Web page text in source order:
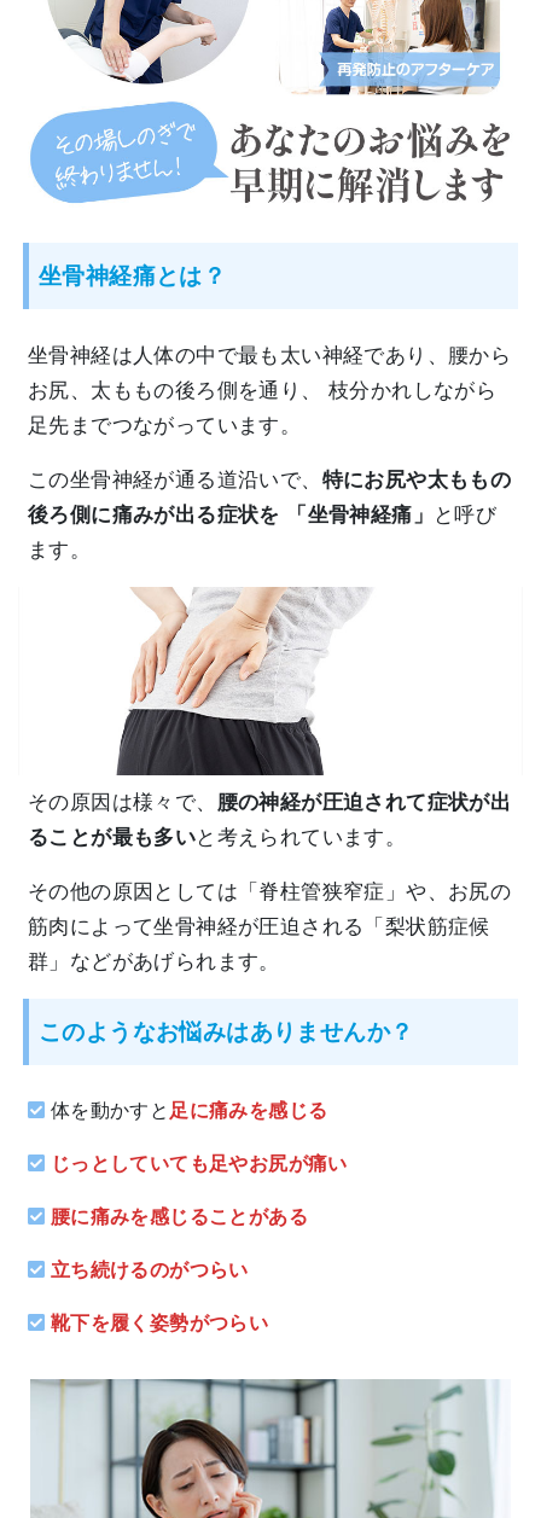
坐骨神経痛とは？
坐骨神経は人体の中で最も太い神経であり、腰から
お尻、太ももの後ろ側を通り、 枝分かれしながら
足先までつながっています。
この坐骨神経が通る道沿いで、 特にお尻や太ももの
後ろ側に痛みが出る症状を 「坐骨神経痛」
と呼び
ます。
その原因は様々で、 腰の神経が圧迫されて症状が出
ることが最も多いと考えられています。
その他の原因としては「脊柱管狭窄症」や、お尻の
筋肉によって坐骨神経が圧迫される「梨状筋症候
群」などがあげられます。
このようなお悩みはありませんか？
体を動かすと 足に痛みを感じる
じっとしていても足やお尻が痛い
腰に痛みを感じることがある
立ち続けるのがつらい
靴下を履く姿勢がつらい